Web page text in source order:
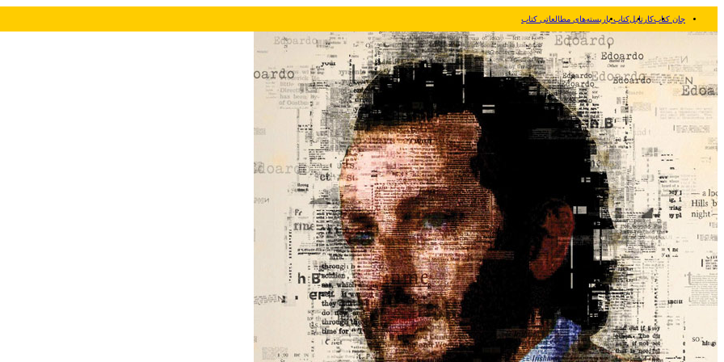
جان کتابکارتابلکتاب یار بسته‌های مطالعاتی کتاب